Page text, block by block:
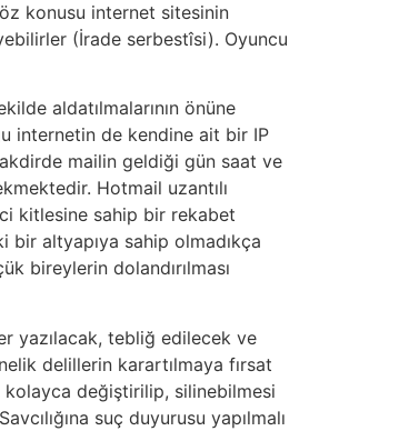
konusu internet sitesinin
(İrade serbestîsi). Oyuncu
aldatılmalarının önüne
internetin de kendine ait bir IP
mailin geldiği gün saat ve
Hotmail uzantılı
kitlesine sahip bir rekabet
bir altyapıya sahip olmadıkça
bireylerin dolandırılması
yazılacak, tebliğ edilecek ve
delillerin karartılmaya fırsat
değiştirilip, silinebilmesi
suç duyurusu yapılmalı